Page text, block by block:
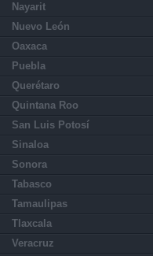
Nayarit
Nuevo León
Oaxaca
Puebla
Querétaro
Quintana Roo
San Luis Potosí
Sinaloa
Sonora
Tabasco
Tamaulipas
Tlaxcala
Veracruz